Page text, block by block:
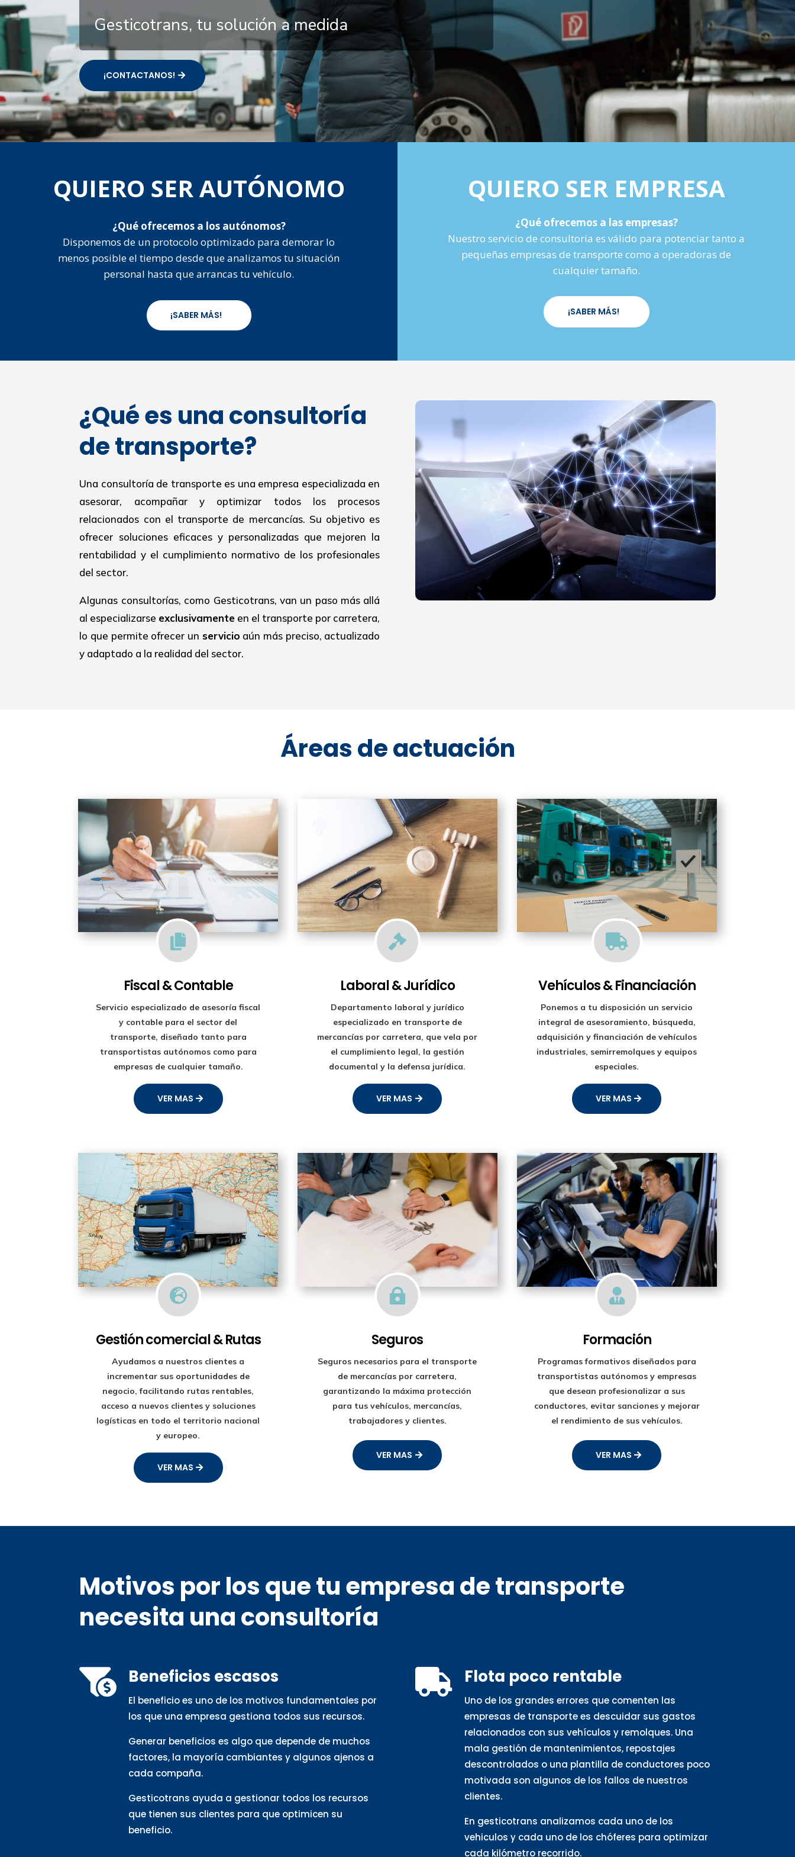
Gesticotrans, tu solución a medida
¡CONTACTANOS!
QUIERO SER AUTÓNOMO
¿Qué ofrecemos a los autónomos?
Disponemos de un protocolo optimizado para demorar lo
menos posible el tiempo desde que analizamos tu situación
personal hasta que arrancas tu vehículo.
¡SABER MÁS!
QUIERO SER EMPRESA
¿Qué ofrecemos a las empresas?
Nuestro servicio de consultoría es válido para potenciar tanto a
pequeñas empresas de transporte como a operadoras de
cualquier tamaño.
¡SABER MÁS!
¿Qué es una consultoría
de transporte?
Una consultoría de transporte es una empresa especializada en
asesorar, acompañar y optimizar todos los procesos
relacionados con el transporte de mercancías. Su objetivo es
ofrecer soluciones eficaces y personalizadas que mejoren la
rentabilidad y el cumplimiento normativo de los profesionales
del sector.
Algunas consultorías, como Gesticotrans, van un paso más allá
al especializarse exclusivamente en el transporte por carretera,
lo que permite ofrecer un servicio aún más preciso, actualizado
y adaptado a la realidad del sector.
Áreas de actuación

Fiscal & Contable
Servicio especializado de asesoría fiscal
y contable para el sector del
transporte, diseñado tanto para
transportistas autónomos como para
empresas de cualquier tamaño.
VER MAS

Laboral & Jurídico
Departamento laboral y jurídico
especializado en transporte de
mercancías por carretera, que vela por
el cumplimiento legal, la gestión
documental y la defensa jurídica.
VER MAS

Vehículos & Financiación
Ponemos a tu disposición un servicio
integral de asesoramiento, búsqueda,
adquisición y financiación de vehículos
industriales, semirremolques y equipos
especiales.
VER MAS

Gestión comercial & Rutas
Ayudamos a nuestros clientes a
incrementar sus oportunidades de
negocio, facilitando rutas rentables,
acceso a nuevos clientes y soluciones
logísticas en todo el territorio nacional
y europeo.
VER MAS

Seguros
Seguros necesarios para el transporte
de mercancías por carretera,
garantizando la máxima protección
para tus vehículos, mercancías,
trabajadores y clientes.
VER MAS

Formación
Programas formativos diseñados para
transportistas autónomos y empresas
que desean profesionalizar a sus
conductores, evitar sanciones y mejorar
el rendimiento de sus vehículos.
VER MAS
Motivos por los que tu empresa de transporte
necesita una consultoría
 Beneficios escasos
El beneficio es uno de los motivos fundamentales por
los que una empresa gestiona todos sus recursos.
Generar beneficios es algo que depende de muchos
factores, la mayoría cambiantes y algunos ajenos a
cada compaña.
Gesticotrans ayuda a gestionar todos los recursos
que tienen sus clientes para que optimicen su
beneficio.
 Flota poco rentable
Uno de los grandes errores que comenten las
empresas de transporte es descuidar sus gastos
relacionados con sus vehículos y remolques. Una
mala gestión de mantenimientos, repostajes
descontrolados o una plantilla de conductores poco
motivada son algunos de los fallos de nuestros
clientes.
En gesticotrans analizamos cada uno de los
vehiculos y cada uno de los chóferes para optimizar
cada kilómetro recorrido.